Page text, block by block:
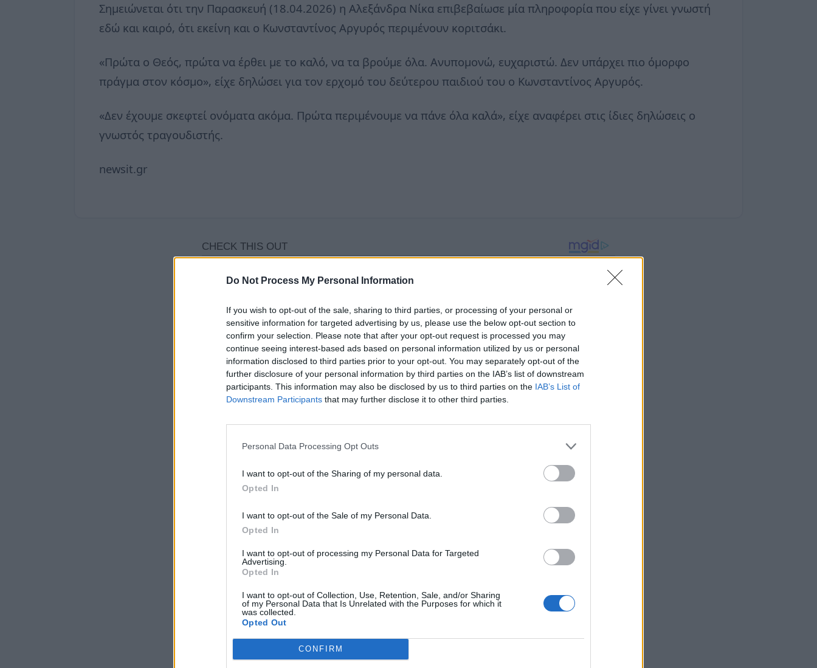
Do Not Process My Personal Information
If you wish to opt-out of the sale, sharing to third parties, or processing of your personal or
sensitive information for targeted advertising by us, please use the below opt-out section to
confirm your selection. Please note that after your opt-out request is processed you may
continue seeing interest-based ads based on personal information utilized by us or personal
information disclosed to third parties prior to your opt-out. You may separately opt-out of the
further disclosure of your personal information by third parties on the IAB’s list of downstream
participants. This information may also be disclosed by us to third parties on the IAB’s List of
Downstream Participants that may further disclose it to other third parties.
Personal Data Processing Opt Outs
I want to opt-out of the Sharing of my personal data.
Opted In
I want to opt-out of the Sale of my Personal Data.
Opted In
I want to opt-out of processing my Personal Data for Targeted
Advertising.
Opted In
I want to opt-out of Collection, Use, Retention, Sale, and/or Sharing
of my Personal Data that Is Unrelated with the Purposes for which it
was collected.
Opted Out
CONFIRM
Σημειώνεται ότι την Παρασκευή (18.04.2026) η Αλεξάνδρα Νίκα επιβεβαίωσε μία πληροφορία που είχε γίνει γνωστή
εδώ και καιρό, ότι εκείνη και ο Κωνσταντίνος Αργυρός περιμένουν κοριτσάκι.
«Πρώτα ο Θεός, πρώτα να έρθει με το καλό, να τα βρούμε όλα. Ανυπομονώ, ευχαριστώ. Δεν υπάρχει πιο όμορφο
πράγμα στον κόσμο», είχε δηλώσει για τον ερχομό του δεύτερου παιδιού του ο Κωνσταντίνος Αργυρός.
«Δεν έχουμε σκεφτεί ονόματα ακόμα. Πρώτα περιμένουμε να πάνε όλα καλά», είχε αναφέρει στις ίδιες δηλώσεις ο
γνωστός τραγουδιστής.
newsit.gr